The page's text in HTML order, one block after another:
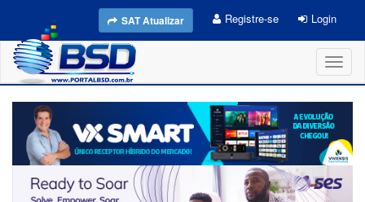
SAT Atualizar Registre-se Login